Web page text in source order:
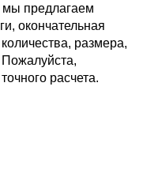
мы предлагаем
окончательная
размера,
Пожалуйста,
расчета.